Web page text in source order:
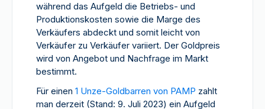
während das Aufgeld die Betriebs- und
Produktionskosten sowie die Marge des
Verkäufers abdeckt und somit leicht von
Verkäufer zu Verkäufer variiert. Der Goldpreis
wird von Angebot und Nachfrage im Markt
bestimmt.
Für einen 1 Unze-Goldbarren von PAMP zahlt
man derzeit (Stand: 9. Juli 2023) ein Aufgeld